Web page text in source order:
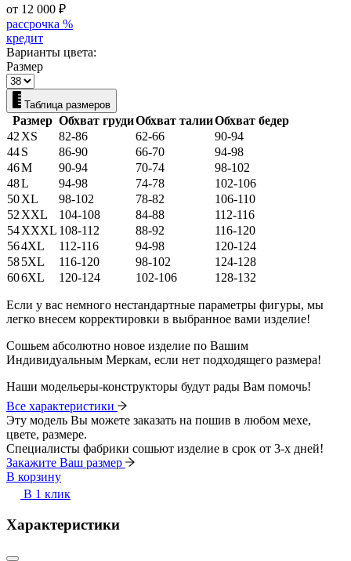
от 12 000 ₽
рассрочка %
кредит
Варианты цвета:
Размер
Таблица размеров
Размер Обхват грудиОбхват талииОбхват бедер
42 XS 82-86 62-66
90-94
44S 86-90 66-70
94-98
46M 90-94 70-74
98-102
48L 94-98 74-78
102-106
50XL 98-102 78-82
106-110
52 XXL 104-108 84-88
112-116
54XXXL 108-112 88-92
116-120
564XL 112-116 94-98
120-124
585XL 116-120 98-102
124-128
606XL 120-124 102-106 128-132
Если у вас немного нестандартные параметры фигуры, мы
легко внесем корректировки в выбранное вами изделие!
Сошьем абсолютно новое изделие по Вашим
Индивидуальным Меркам, если нет подходящего размера!
Наши модельеры-конструкторы будут рады Вам помочь!
Все характеристики
Эту модель Вы можете заказать на пошив в любом мехе,
цвете, размере.
Специалисты фабрики сошьют изделие в срок от 3-х дней!
Закажите Ваш размер
В корзину
В 1 клик
Характеристики